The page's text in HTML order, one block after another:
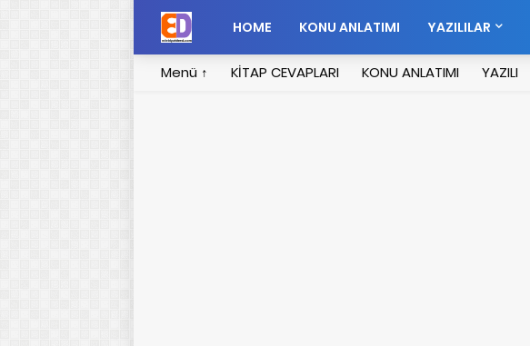
HOME KONU ANLATIMI YAZILILAR
Menü ↑ KİTAP CEVAPLARI KONU ANLATIMI YAZILI